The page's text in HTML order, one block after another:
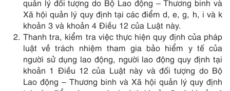
quản lý đối tượng do Bộ Lao động – Thương binh và
Xã hội quản lý quy định tại các điểm d, e, g, h, i và k
khoản 3 và khoản 4 Điều 12 của Luật này.
Thanh tra, kiểm tra việc thực hiện quy định của pháp
luật về trách nhiệm tham gia bảo hiểm y tế của
người sử dụng lao động, người lao động quy định tại
khoản 1 Điều 12 của Luật này và đối tượng do Bộ
Lao động – Thương binh và Xã hội quản lý quy định